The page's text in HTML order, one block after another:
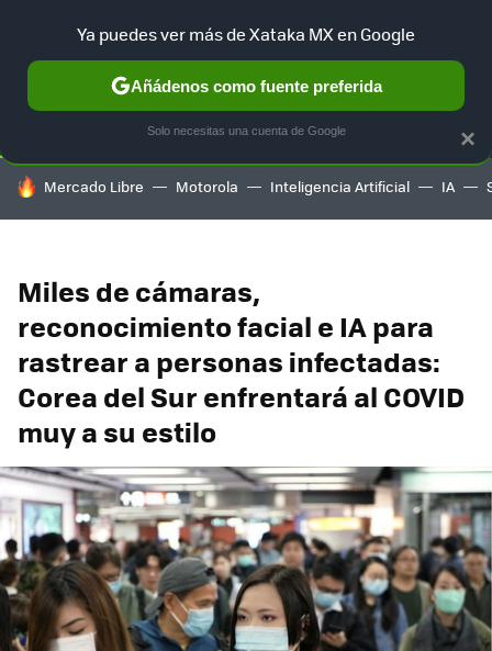
SELECCIÓN GAMING HOME AUTO TERRITORIO
HOY SE HABLA DE
Mercado Libre Motorola Inteligencia Artificial IA
Miles de cámaras,
reconocimiento facial e IA para
rastrear a personas infectadas:
Corea del Sur enfrentará al COVID
muy a su estilo
×
Ya puedes ver más de Xataka MX en Google
Añádenos como fuente preferida
Solo necesitas una cuenta de Google